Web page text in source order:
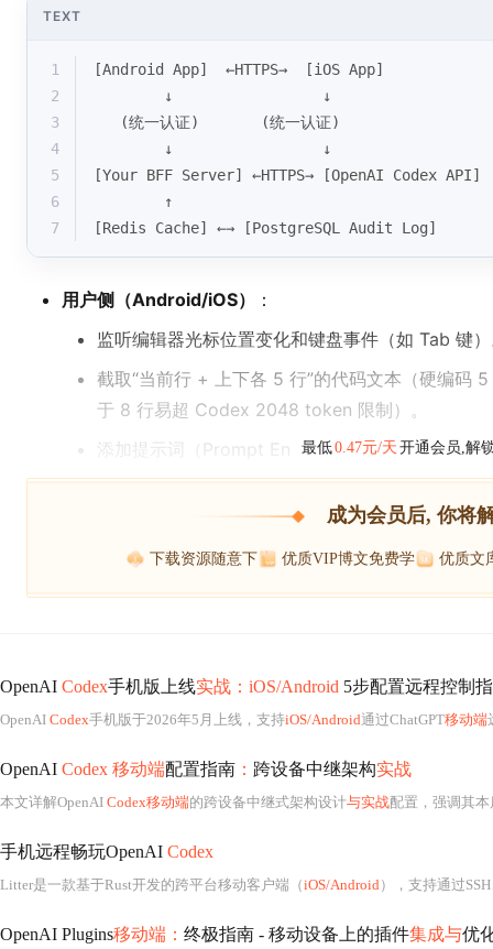
TEXT
1
[Android App]  ←HTTPS→  [iOS App]
2
        ↓                 ↓
3
   (统一认证)       (统一认证)
4
        ↓                 ↓
5
[Your BFF Server] ←HTTPS→ [OpenAI Codex API]
6
        ↑
7
[Redis Cache] ←→ [PostgreSQL Audit Log]
用户侧（Android/iOS）
：
监听编辑器光标位置变化和键盘事件（如 Tab 键
截取“当前行 + 上下各 5 行”的代码文本（硬编码
于 8 行易超 Codex 2048 token 限制）。
添加提示词（Prompt En
最低0.47元/天 开通会员,解
成为会员后, 你将
下载资源随意下 优质VIP博文免费学 优质文
OpenAI Codex手机版上线实战：iOS/Android 5步配置远程控制
OpenAI Codex手机版于2026年5月上线，支持iOS/Android通过ChatGPT移动端
OpenAI Codex 移动端配置指南 ： 跨设备中继架构实战
本文详解OpenAI Codex移动端的跨设备中继式架构设计与实战配置，强调其本质是“状
手机远程畅玩OpenAI Codex
Litter是一款基于Rust开发的跨平台移动客户端（iOS/Android），支持通过
OpenAI Plugins移动端： 终极指南 - 移动设备上的插件集成与优